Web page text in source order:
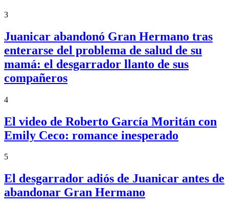
3
Juanicar abandonó Gran Hermano tras
enterarse del problema de salud de su
mamá: el desgarrador llanto de sus
compañeros
4
El video de Roberto García Moritán con
Emily Ceco: romance inesperado
5
El desgarrador adiós de Juanicar antes de
abandonar Gran Hermano